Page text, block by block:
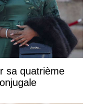
sa quatrième